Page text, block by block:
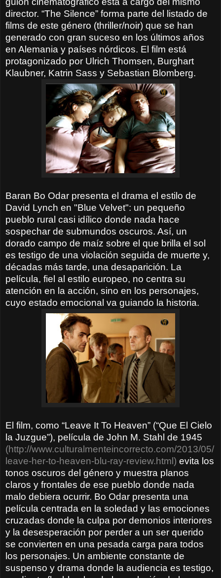
director. “The Silence” forma parte del listado de
films de este género (thriller/noir) que se han
generado con gran suceso en los últimos años
en Alemania y países nórdicos. El film está
protagonizado por Ulrich Thomsen, Burghart
Klaubner, Katrin Sass y Sebastian Blomberg.
Baran Bo Odar presenta el drama el estilo de
David Lynch en "Blue Velvet": un pequeño
pueblo rural casi idílico donde nada hace
sospechar de submundos oscuros. Así, un
dorado campo de maíz sobre el que brilla el sol
es testigo de una violación seguida de muerte y,
décadas más tarde, una desaparición. La
película, fiel al estilo europeo, no centra su
atención en la acción, sino en los personajes,
cuyo estado emocional va guiando la historia.
El film, como “Leave It To Heaven” (“Que El Cielo
la Juzgue”), película de John M. Stahl de 1945
(http://www.culturalmenteincorrecto.com/2013/05/
leave-her-to-heaven-blu-ray-review.html) evita los
tonos oscuros del género y muestra planos
claros y frontales de ese pueblo donde nada
malo debiera ocurrir. Bo Odar presenta una
película centrada en la soledad y las emociones
cruzadas donde la culpa por demonios interiores
y la desesperación por perder a un ser querido
se convierten en una pesada carga para todos
los personajes. Un ambiente constante de
suspenso y drama donde la audiencia es testigo,